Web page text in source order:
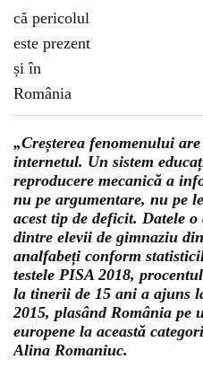
„Creșterea fenomenului
internetul. Un sistem
reproducere mecanică a
nu pe argumentare, nu pe
acest tip de deficit. Datele
dintre elevii de gimnaziu
analfabeți conform
testele PISA 2018,
la tinerii de 15 ani a ajuns
2015, plasând România
europene la această
Alina Romaniuc.